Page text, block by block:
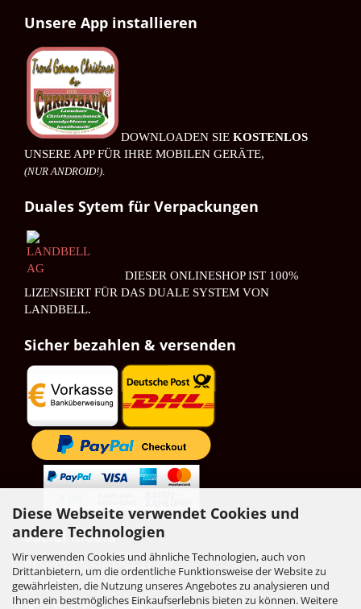
Diese Webseite verwendet Cookies und
andere Technologien
Wir verwenden Cookies und ähnliche Technologien, auch von
Drittanbietern, um die ordentliche Funktionsweise der Website zu
gewährleisten, die Nutzung unseres Angebotes zu analysieren und
Ihnen ein bestmögliches Einkaufserlebnis bieten zu können. Weitere
DATENSCHUTZERKLÄRUNG GOOGLE
MAPS
Durch Anklicken des Buttons mit der Aufschrift
"ZU GOOGLE MAPS", verlassen Sie unsere Seiten
und erklären Sie sich mit der Erfassung,
Bearbeitung sowie Nutzung der automatisiert
erhobenen Daten durch Google Inc, deren
Vertreter sowie Dritter einverstanden. Die
Nutzungsbedingungen von Google Maps finden
sie unter:
ZU GOOGLE MAPS
Unsere App installieren
DOWNLOADEN SIE KOSTENLOS
UNSERE APP FÜR IHRE MOBILEN GERÄTE,
(NUR ANDROID!).
Duales Sytem für Verpackungen
DIESER ONLINESHOP IST 100%
LIZENSIERT FÜR DAS DUALE SYSTEM VON
LANDBELL.
Sicher bezahlen & versenden
Social Media
BESUCHEN SIE UNS AUCH
IN DEN SOZIALEN MEDIEN.